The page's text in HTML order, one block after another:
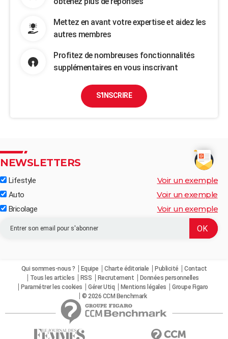
Mettez en avant votre expertise et aidez les
autres membres
Profitez de nombreuses fonctionnalités
supplémentaires en vous inscrivant
S'INSCRIRE
NEWSLETTERS
Lifestyle Voir un exemple
Auto Voir un exemple
Bricolage Voir un exemple
Qui sommes-nous ? Equipe Charte éditoriale Publicité
Contact
Tous les articles
RSS Recrutement
Données personnelles
Paramétrer les cookies
Gérer Utiq Mentions légales
Groupe Figaro
© 2026 CCM Benchmark